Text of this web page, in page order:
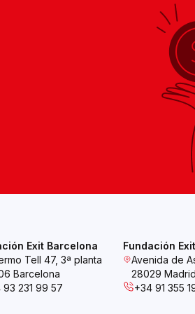
Exit Barcelona
Tell 47, 3ª planta
Barcelona
93 231 99 57
Fundación
Avenida de
28029 Madrid
+34 91 355